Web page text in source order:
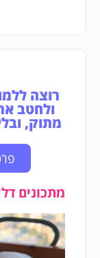
ולחטב
מתוק,
מתכונים